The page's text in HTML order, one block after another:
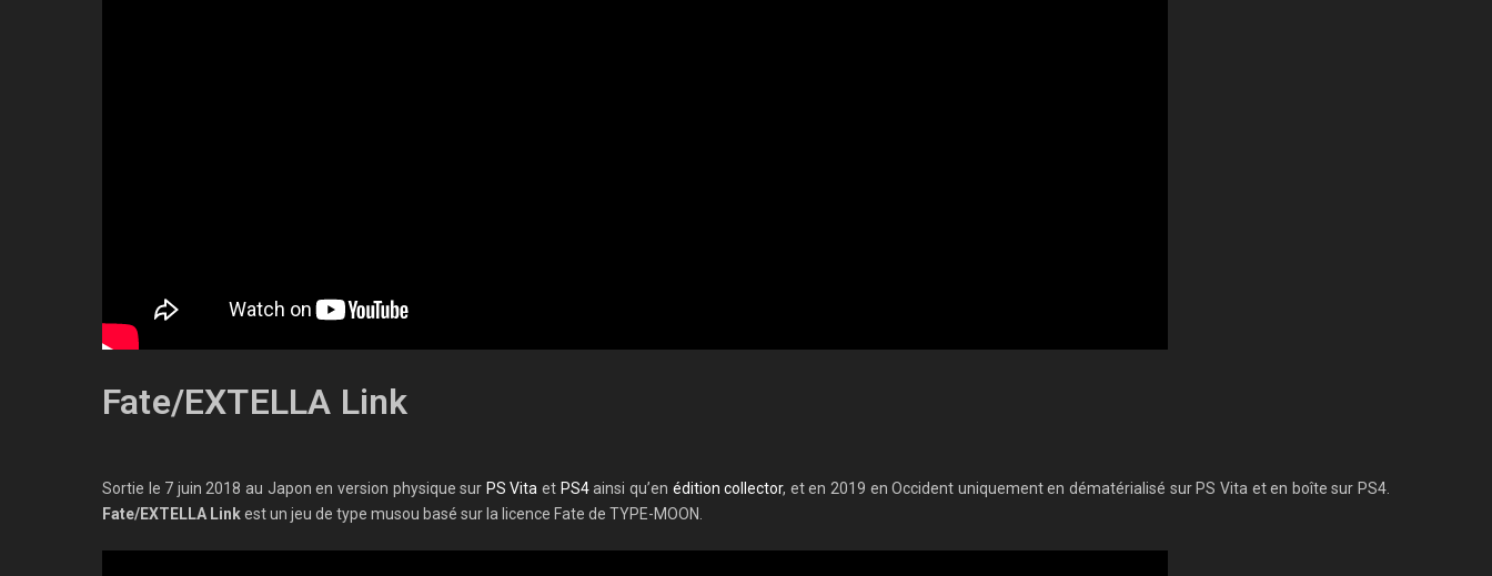
Fate/EXTELLA Link
Sortie le 7 juin 2018 au Japon en version physique sur PS Vita et PS4ainsi qu’en édition collector, et en 2019 en Occident uniquement en dématérialisé sur PS Vita et en boîte sur PS4.
Fate/EXTELLA Linkest un jeu de type musou basé sur la licence Fate de TYPE-MOON.